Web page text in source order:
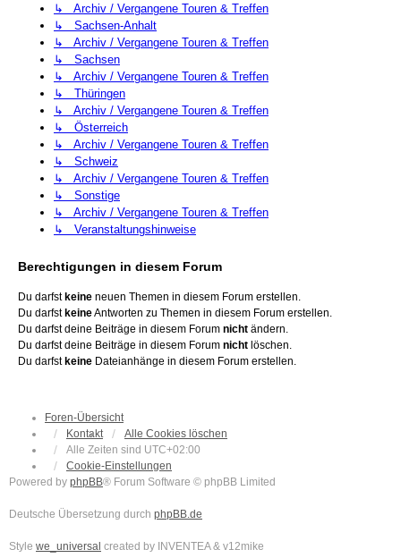
↳ Archiv / Vergangene Touren & Treffen
↳ Sachsen-Anhalt
↳ Archiv / Vergangene Touren & Treffen
↳ Sachsen
↳ Archiv / Vergangene Touren & Treffen
↳ Thüringen
↳ Archiv / Vergangene Touren & Treffen
↳ Österreich
↳ Archiv / Vergangene Touren & Treffen
↳ Schweiz
↳ Archiv / Vergangene Touren & Treffen
↳ Sonstige
↳ Archiv / Vergangene Touren & Treffen
↳ Veranstaltungshinweise
Berechtigungen in diesem Forum
Du darfst keine neuen Themen in diesem Forum erstellen.
Du darfst keineAntworten zu Themen in diesem Forum erstellen.
Du darfst deine Beiträge in diesem Forum nicht ändern.
Du darfst deine Beiträge in diesem Forum nicht löschen.
Du darfst keine Dateianhänge in diesem Forum erstellen.
Foren-Übersicht
Kontakt
Alle Cookies löschen
Alle Zeiten sind UTC+02:00
Cookie-Einstellungen
Powered by phpBB® Forum Software © phpBB Limited
Deutsche Übersetzung durch phpBB.de
Style we_universal created by INVENTEA & v12mike